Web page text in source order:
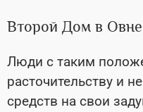
Второй Дом в Овне
Люди с таким
расточительству и
средств на свои